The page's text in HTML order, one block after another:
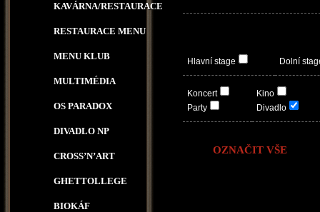
KAVÁRNA/RESTAURACE
RESTAURACE MENU
MENU KLUB
MULTIMÉDIA
OS PARADOX
DIVADLO NP
CROSS’N’ART
GHETTOLLEGE
BIOKÁF
Hlavní stage Dolní
Koncert
Party
Kino
Divadlo
OZNAČIT VŠE